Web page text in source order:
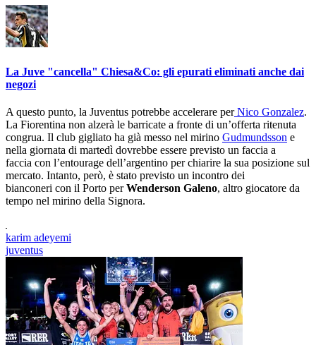
La Juve "cancella" Chiesa&Co: gli epurati eliminati anche dai
negozi
A questo punto, la Juventus potrebbe accelerare perNico Gonzalez.
La Fiorentina non alzerà le barricate a fronte di un’offerta ritenuta
congrua. Il club gigliato ha già messo nel mirino Gudmundsson e
nella giornata di martedì dovrebbe essere previsto un faccia a
faccia con l’entourage dell’argentino per chiarire la sua posizione sul
mercato. Intanto, però, è stato previsto un incontro dei
bianconeri con il Porto perWenderson Galeno, altro giocatore da
tempo nel mirino della Signora.
karim adeyemi
juventus